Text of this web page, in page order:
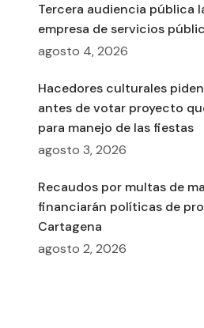
Tercera audiencia pública
empresa de servicios
agosto 4, 2026
Hacedores culturales
antes de votar proyecto
para manejo de las fiestas
agosto 3, 2026
Recaudos por multas de
financiarán políticas de
Cartagena
agosto 2, 2026